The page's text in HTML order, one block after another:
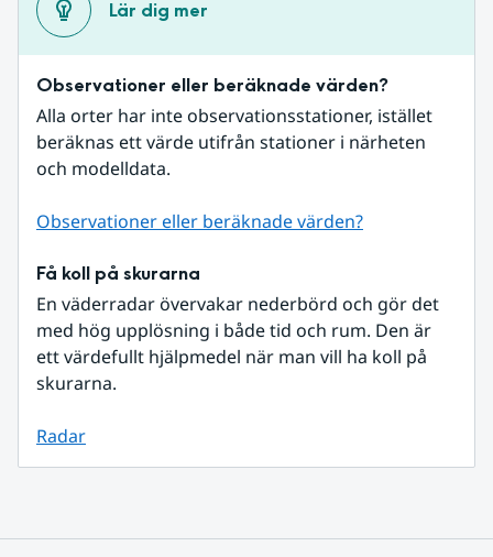
Lär dig mer
Observationer eller beräknade värden?
Alla orter har inte observationsstationer, istället
beräknas ett värde utifrån stationer i närheten
och modelldata.
Observationer eller beräknade värden?
Få koll på skurarna
En väderradar övervakar nederbörd och gör det
med hög upplösning i både tid och rum. Den är
ett värdefullt hjälpmedel när man vill ha koll på
skurarna.
Radar